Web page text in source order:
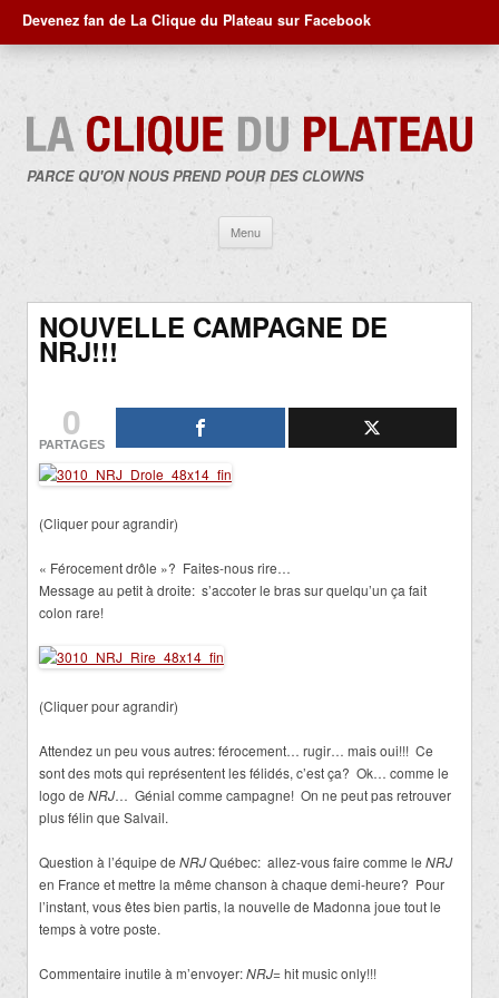
Devenez fan de La Clique du Plateau sur Facebook
PARCE QU'ON NOUS PREND POUR DES CLOWNS
Menu
contenu
NOUVELLE CAMPAGNE DE
NRJ!!!
0
PARTAGES
(Cliquer pour agrandir)
« Férocement drôle »? Faites-nous rire…
Message au petit à droite: s’accoter le bras sur quelqu’un ça fait
colon rare!
(Cliquer pour agrandir)
Attendez un peu vous autres: férocement… rugir… mais oui!!! Ce
sont des mots qui représentent les félidés, c’est ça? Ok… comme le
logo de NRJ… Génial comme campagne! On ne peut pas retrouver
plus félin que Salvail.
Question à l’équipe de NRJQuébec: allez-vous faire comme le NRJ
en France et mettre la même chanson à chaque demi-heure? Pour
l’instant, vous êtes bien partis, la nouvelle de Madonna joue tout le
temps à votre poste.
Commentaire inutile à m’envoyer:NRJ= hit music only!!!